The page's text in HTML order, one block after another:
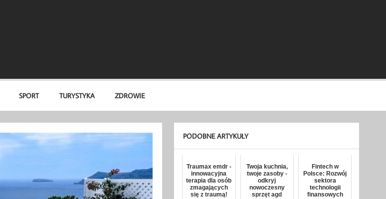
SPORT TURYSTYKA ZDROWIE
PODOBNE ARTYKUŁY
Traumax emdr -
innowacyjna
terapia dla osób
zmagających
się z traumą!
Twoja kuchnia,
twoje zasoby -
odkryj
nowoczesny
sprzęt agd
Fintech w
Polsce: Rozwój
sektora
technologii
finansowych